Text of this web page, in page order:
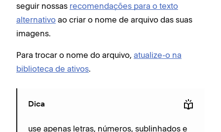
seguir nossas recomendações para o texto
alternativo ao criar o nome de arquivo das suas
imagens.
Para trocar o nome do arquivo, atualize-o na
biblioteca de ativos.
Dica
use apenas letras, números, sublinhados e